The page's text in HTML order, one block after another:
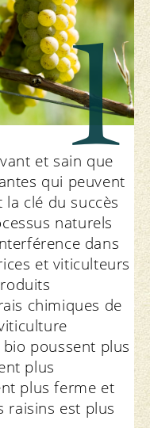
1
et sain que
qui peuvent
la clé du succès
naturels
dans
et viticulteurs
chimiques de
poussent plus
plus
plus ferme et
raisins est plus